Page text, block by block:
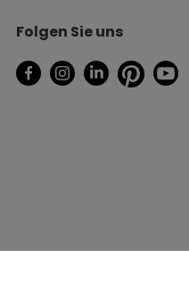
Folgen Sie uns